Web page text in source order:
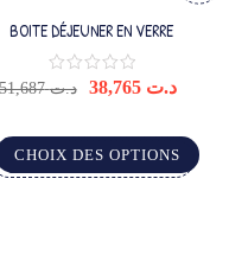
BOITE DÉJEUNER EN VERRE
د.ت51,687 د.ت 38,765
CHOIX DES OPTIONS